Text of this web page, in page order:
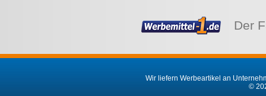
Der
Wir liefern Werbeartikel an
©